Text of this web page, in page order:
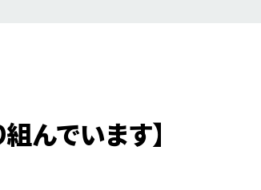
んでいます】